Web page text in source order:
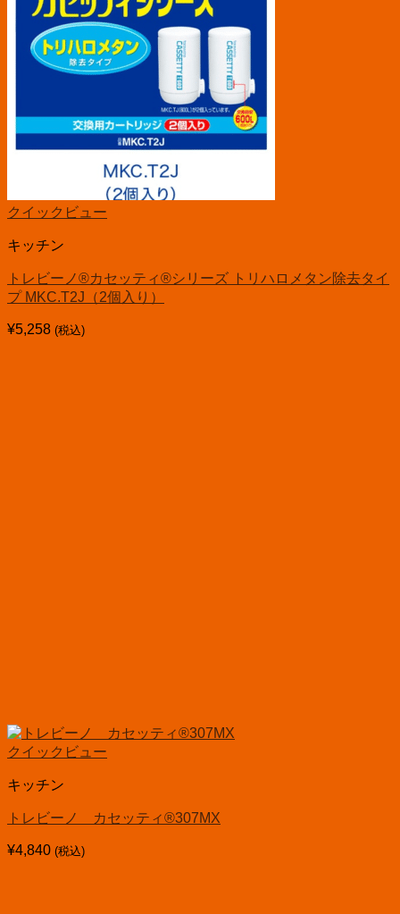
クイックビュー
キッチン
トレビーノ®カセッティ®シリーズ トリハロメタン除去タイ
プ MKC.T2J（2個入り）
¥5,258 (税込)
クイックビュー
キッチン
トレビーノ カセッティ®307MX
¥4,840 (税込)